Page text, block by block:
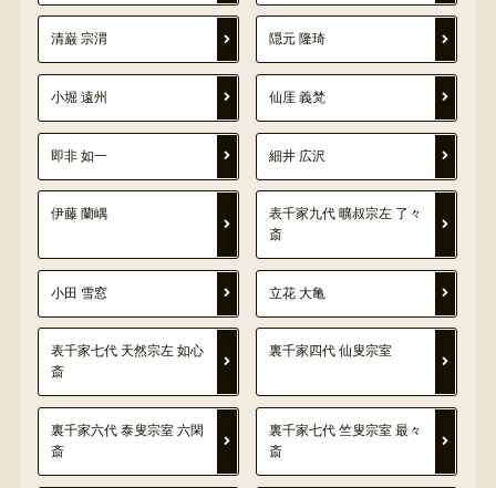
清巌 宗渭 隠元 隆琦
小堀 遠州 仙厓 義梵
即非 如一 細井 広沢
伊藤 蘭嵎
表千家九代 曠叔宗左 了々
斎
小田 雪窓 立花 大亀
表千家七代 天然宗左 如心
斎
裏千家四代 仙叟宗室
裏千家六代 泰叟宗室 六閑
斎
裏千家七代 竺叟宗室 最々
斎